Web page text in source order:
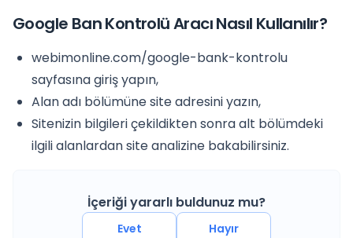
Google Ban Kontrolü Aracı Nasıl Kullanılır?
webimonline.com/google-bank-kontrolu
sayfasına giriş yapın,
Alan adı bölümüne site adresini yazın,
Sitenizin bilgileri çekildikten sonra alt bölümdeki
ilgili alanlardan site analizine bakabilirsiniz.
İçeriği yararlı buldunuz mu?
Evet Hayır